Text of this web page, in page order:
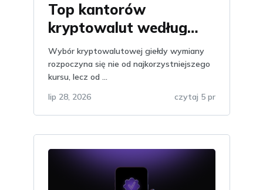
Top kantorów
kryptowalut według
opinii na Obmify
Wybór kryptowalutowej giełdy wymiany
rozpoczyna się nie od najkorzystniejszego
kursu, lecz od ...
lip 28, 2026
czytaj 5 pr